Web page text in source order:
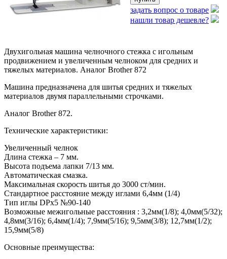
задать вопрос о товаре
нашли товар дешевле?
Двухигольная машина челночного стежка с игольным
продвижением и увеличенным челноком для средних и
тяжелых материалов. Аналог Brother 872
Машина предназначена для шитья средних и тяжелых
материалов двумя параллельными строчками.
Аналог Brother 872.
Технические характеристики:
Увеличенный челнок
Длина стежка – 7 мм.
Высота подъема лапки 7/13 мм.
Автоматическая смазка.
Максимальная скорость шитья до 3000 ст/мин.
Стандартное расстояние между иглами 6,4мм (1/4)
Тип иглы DPx5 №90-140
Возможные межигольные расстояния : 3,2мм(1/8); 4,0мм(5/32);
4,8мм(3/16); 6,4мм(1/4); 7,9мм(5/16); 9,5мм(3/8); 12,7мм(1/2);
15,9мм(5/8)
Основные преимущества: